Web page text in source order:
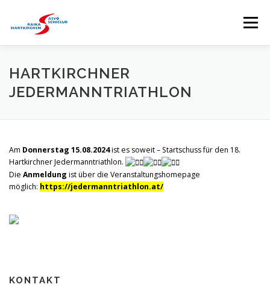
springen
Menü
HOME SKICLUB EVENTS
BRANDTNER LIFTE SPONSOREN
HARTKIRCHNER
JEDERMANNTRIATHLON
Am Donnerstag 15.08.2024ist es soweit – Startschuss für den 18.
Hartkirchner Jedermanntriathlon.
Die Anmeldung ist über die Veranstaltungshomepage
möglich: https://jedermanntriathlon.at/
KONTAKT